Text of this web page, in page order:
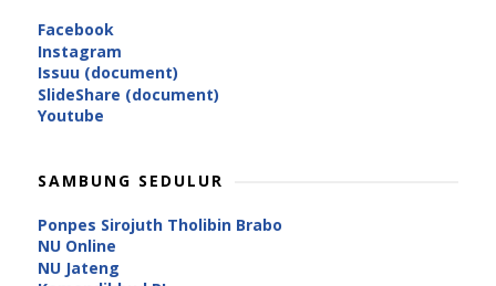
Facebook
Instagram
Issuu (document)
SlideShare (document)
Youtube
SAMBUNG SEDULUR
Ponpes Sirojuth Tholibin Brabo
NU Online
NU Jateng